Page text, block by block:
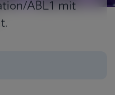
ABL1 mit